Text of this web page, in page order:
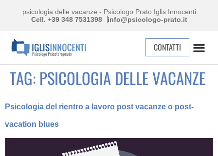
psicologia delle vacanze - Psicologo Prato Iglis Innocenti
Cell. +39 348 7531398
info@psicologo-prato.it
CONTATTI
TAG: PSICOLOGIA DELLE VACANZE
Psicologia del rientro a lavoro post vacanze o post-
vacation blues